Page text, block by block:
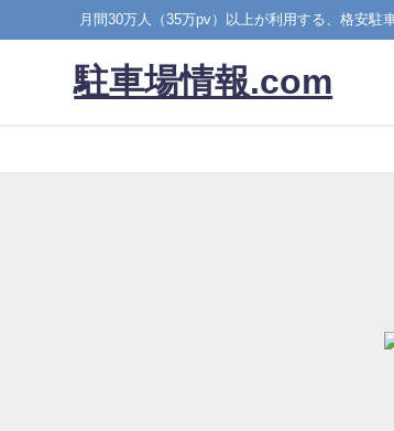
月間30万人（35万pv）以上が利用する、格安駐
駐車場情報.com